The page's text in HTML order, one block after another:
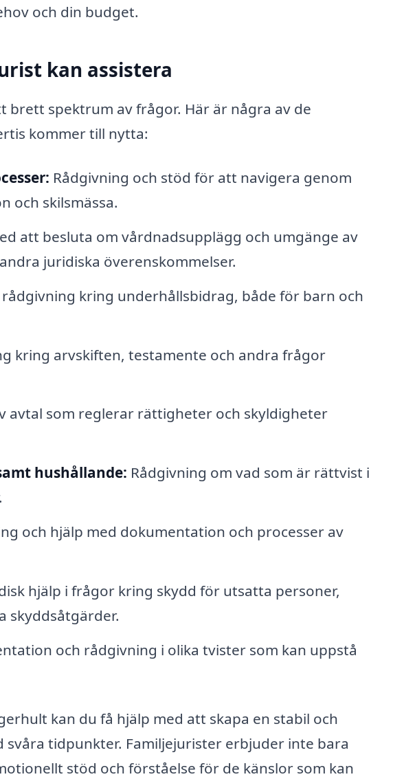
och din budget.
kan assistera
brett spektrum av frågor. Här är några av de
kommer till nytta:
Rådgivning och stöd för att navigera genom
och skilsmässa.
att besluta om vårdnadsupplägg och umgänge av
juridiska överenskommelser.
rådgivning kring underhållsbidrag, både för barn och
kring arvskiften, testamente och andra frågor
avtal som reglerar rättigheter och skyldigheter
hushållande: Rådgivning om vad som är rättvist i
och hjälp med dokumentation och processer av
hjälp i frågor kring skydd för utsatta personer,
skyddsåtgärder.
och rådgivning i olika tvister som kan uppstå
kan du få hjälp med att skapa en stabil och
tidpunkter. Familjejurister erbjuder inte bara
stöd och förståelse för de känslor som kan